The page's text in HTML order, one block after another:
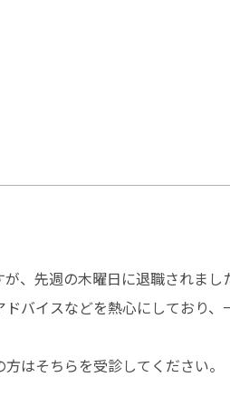
、先週の木曜日に退職されまし
バイスなどを熱心にしており
はそちらを受診してください。